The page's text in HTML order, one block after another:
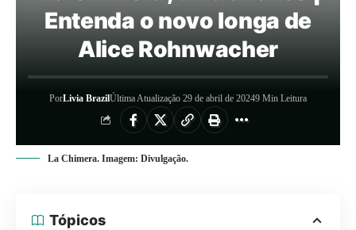
Entenda o novo longa de
Alice Rohnwacher
PorLivia BrazilÚltima Atualização 29 de abril de 20249 Min Leitura
La Chimera. Imagem: Divulgação.
Tópicos